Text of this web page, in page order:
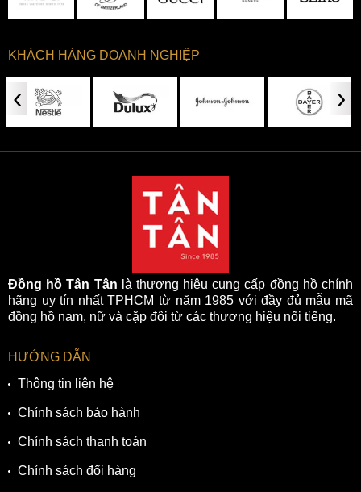
KHÁCH HÀNG DOANH NGHIỆP
‹ ›
Đồng hồ Tân Tân là thương hiệu cung cấp đồng hồ chính
hãng uy tín nhất TPHCM từ năm 1985 với đầy đủ mẫu mã
đồng hồ nam, nữ và cặp đôi từ các thương hiệu nổi tiếng.
HƯỚNG DẪN
Thông tin liên hệ
Chính sách bảo hành
Chính sách thanh toán
Chính sách đổi hàng